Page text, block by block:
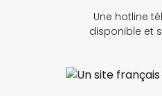
Une hotline
disponible et